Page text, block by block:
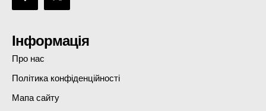
Інформація
Про нас
Політика конфіденційності
Мапа сайту